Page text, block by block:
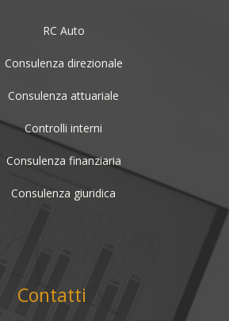
RC Auto
Consulenza direzionale
Consulenza attuariale
Controlli interni
Consulenza finanziaria
Consulenza giuridica
Contatti